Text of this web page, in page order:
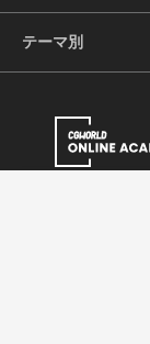
テーマ別